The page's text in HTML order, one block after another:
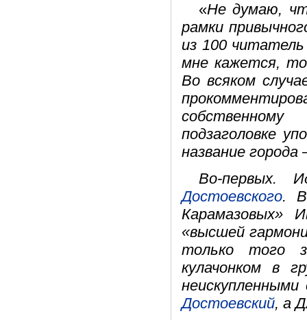
«Не думаю,
рамки
из 100
мне кажется,
Во всяком
подзаголовке
название города
Во-первых.
Достоевского.
Карамазовых»
«высшей
только того
кулачонком в
Достоевский, а